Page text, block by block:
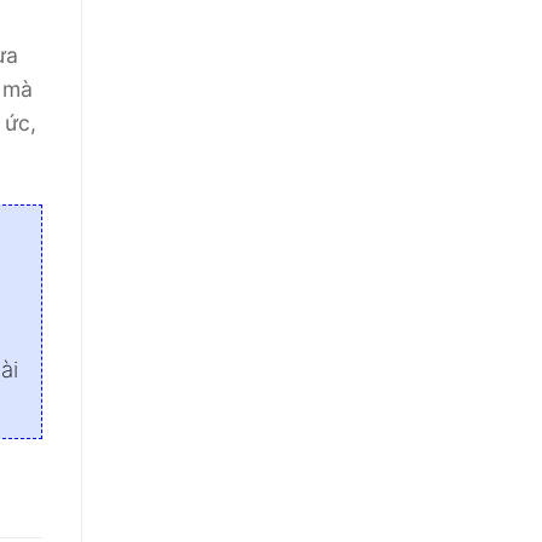
ức,